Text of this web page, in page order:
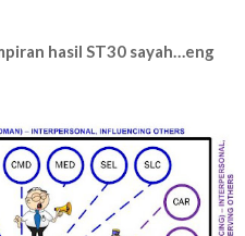
hasil ST30 sayah…eng